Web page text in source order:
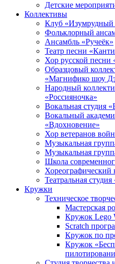
Детские
Коллективы
Клуб «Изумрудный
Фольклорный
Ансамбль «Ручеёк»
Театр песни
Хор русской песни
Образцовый
«Магнифико шоу
Народный
«Россияночка»
Вокальная студия
Вокальный
«Вдохновение»
Хор ветеранов
Музыкальная
Музыкальная
Школа
Хореографический
Театральная
Кружки
Техническое
Мастерская
Кружок Lego
Scratch
Кружок по
Кружок